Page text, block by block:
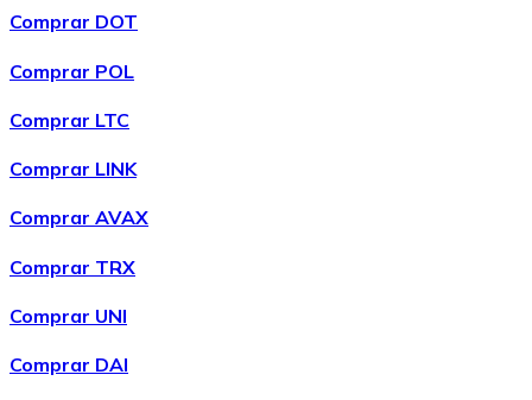
XRP
Transferência SEPA
Adicione fundos à sua conta Bitnovo ou faça
Comprar DOT
Comprar POL
Comprar LTC
Comprar LINK
Comprar AVAX
Comprar TRX
Comprar UNI
Comprar DAI